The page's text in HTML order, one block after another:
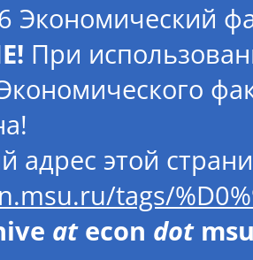
Экономический
При
адрес этой
tags/
atecon dot